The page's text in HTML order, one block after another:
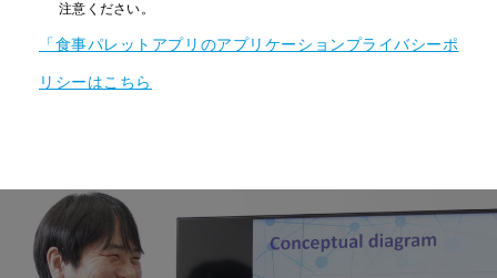
注意ください。
「食事パレットアプリのアプリケーションプライバシーポ
リシーはこちら